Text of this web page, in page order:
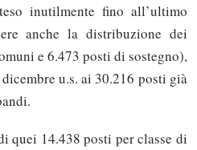
inutilmente fino all’ultimo
anche la distribuzione dei
e 6.473 posti di sostegno),
u.s. ai 30.216 posti già
quei 14.438 posti per classe di